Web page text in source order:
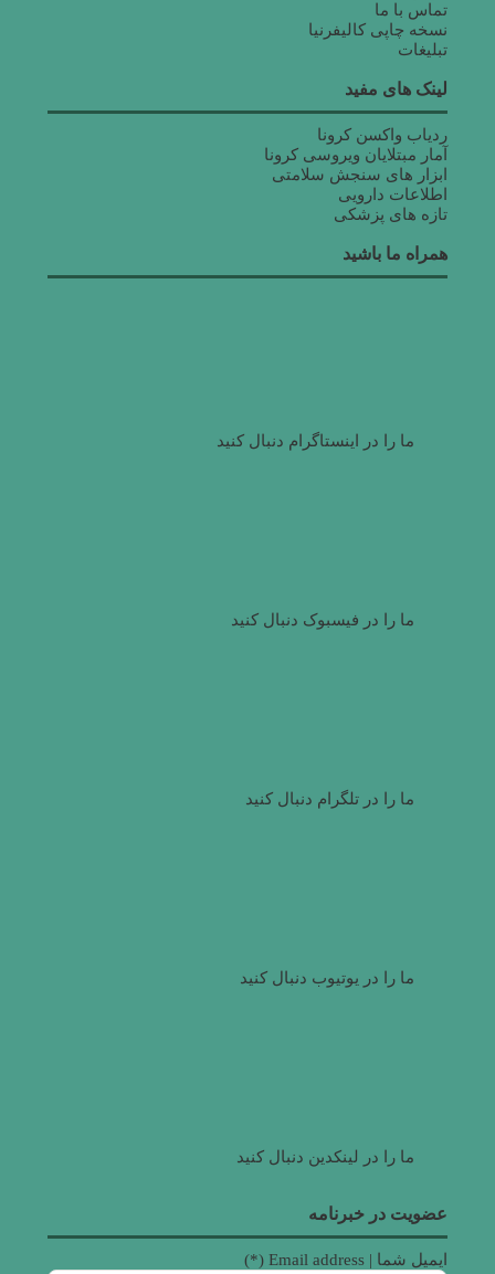
تماس با ما
نسخه چاپی کالیفرنیا
تبلیغات
لینک های مفید
ردیاب واکسن کرونا
آمار مبتلایان ویروسی کرونا
ابزار های سنجش سلامتی
اطلاعات دارویی
تازه های پزشکی
همراه ما باشید
ما را در اینستاگرام دنبال کنید
ما را در فیسبوک دنبال کنید
ما را در تلگرام دنبال کنید
ما را در یوتیوب دنبال کنید
ما را در لینکدین دنبال کنید
عضویت در خبرنامه
ایمیل شما | Email address (*)